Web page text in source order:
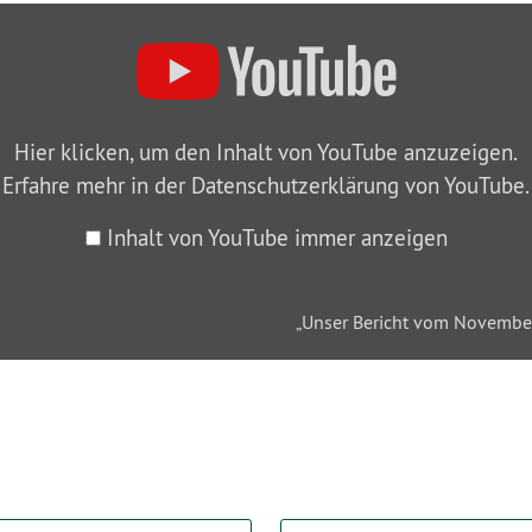
Hier klicken, um den Inhalt von YouTube anzuzeigen.
Erfahre mehr in der Datenschutzerklärung von YouTube.
Inhalt von YouTube immer anzeigen
„Unser Bericht vom